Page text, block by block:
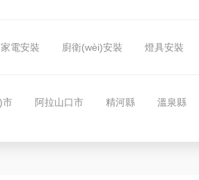
家電安裝 廚衛(wèi)安裝 燈具安裝
市 阿拉山口市 精河縣 溫泉縣